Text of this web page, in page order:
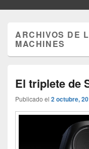
ARCHIVOS DE
MACHINES
El triplete de
Publicado el 2 octubre,